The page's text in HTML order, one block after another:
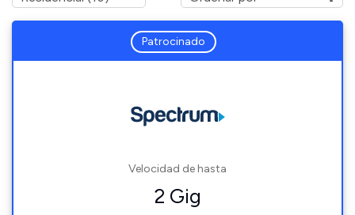
Patrocinado
Velocidad de hasta
2 Gig